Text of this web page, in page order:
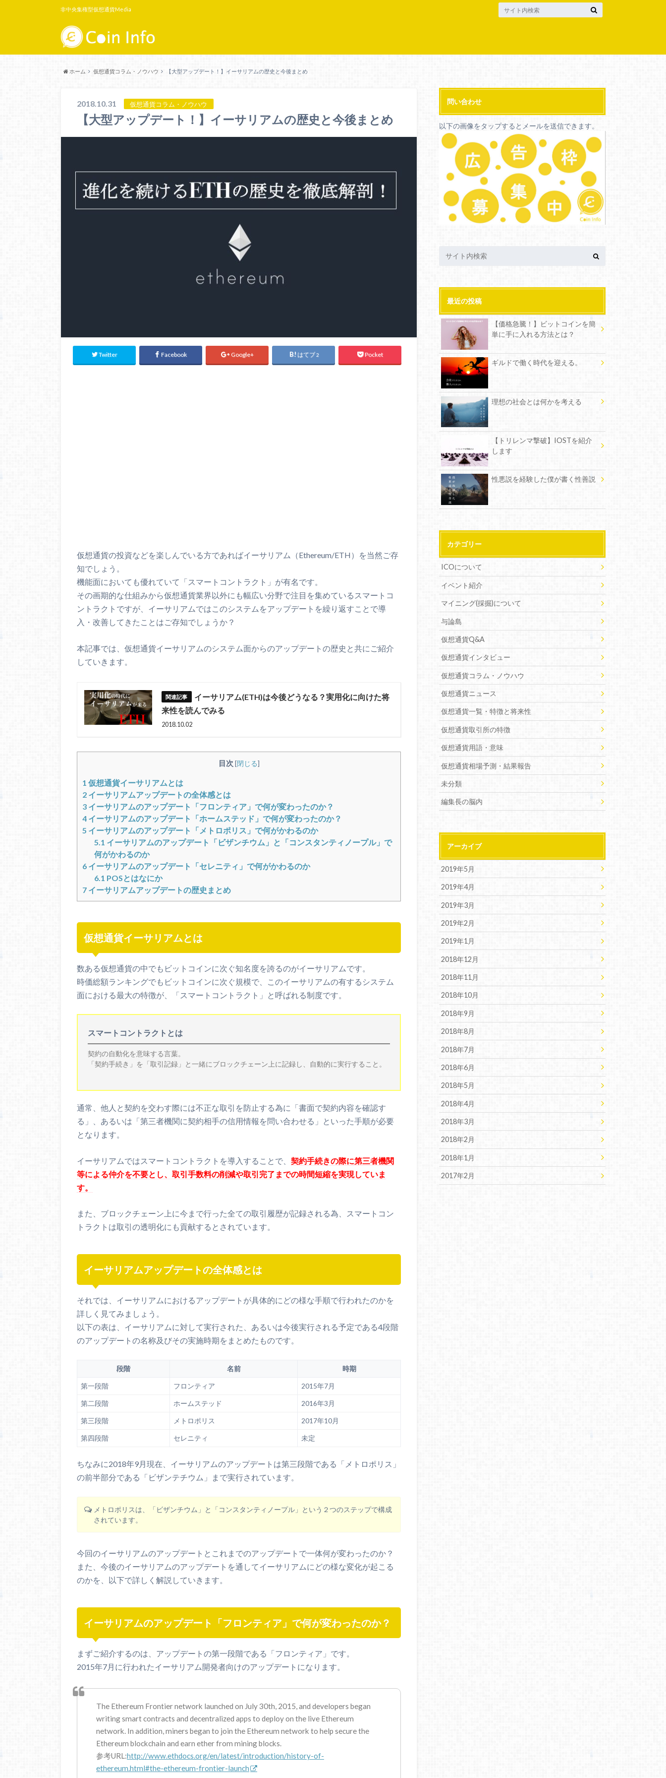
非中央集権型仮想通貨Media
ホーム 仮想通貨コラム・ノウハウ 【大型アップデート！】イーサリアムの歴史と今後まとめ
2018.10.31 仮想通貨コラム・ノウハウ
【大型アップデート！】イーサリアムの歴史と今後まとめ
Twitter Facebook Google+ はてブ2 Pocket
仮想通貨の投資などを楽しんでいる方であればイーサリアム（Ethereum/ETH）を当然ご存
知でしょう。
機能面においても優れていて「スマートコントラクト」が有名です。
その画期的な仕組みから仮想通貨業界以外にも幅広い分野で注目を集めているスマートコ
ントラクトですが、イーサリアムではこのシステムをアップデートを繰り返すことで導
入・改善してきたことはご存知でしょうか？
本記事では、仮想通貨イーサリアムのシステム面からのアップデートの歴史と共にご紹介
していきます。
イーサリアム(ETH)は今後どうなる？実用化に向けた将
来性を読んでみる
2018.10.02
目次 [閉じる]
1 仮想通貨イーサリアムとは
2 イーサリアムアップデートの全体感とは
3 イーサリアムのアップデート「フロンティア」で何が変わったのか？
4 イーサリアムのアップデート「ホームステッド」で何が変わったのか？
5 イーサリアムのアップデート「メトロポリス」で何がかわるのか
5.1 イーサリアムのアップデート「ビザンチウム」と「コンスタンティノープル」で
何がかわるのか
6 イーサリアムのアップデート「セレニティ」で何がかわるのか
6.1 POSとはなにか
7 イーサリアムアップデートの歴史まとめ
仮想通貨イーサリアムとは
数ある仮想通貨の中でもビットコインに次ぐ知名度を誇るのがイーサリアムです。
時価総額ランキングでもビットコインに次ぐ規模で、このイーサリアムの有するシステム
面における最大の特徴が、「スマートコントラクト」と呼ばれる制度です。
スマートコントラクトとは
契約の自動化を意味する言葉。
「契約手続き」を「取引記録」と一緒にブロックチェーン上に記録し、自動的に実行すること。
通常、他人と契約を交わす際には不正な取引を防止する為に「書面で契約内容を確認す
る」、あるいは「第三者機関に契約相手の信用情報を問い合わせる」といった手順が必要
となります。
イーサリアムではスマートコントラクトを導入することで、 契約手続きの際に第三者機関
等による仲介を不要とし、取引手数料の削減や取引完了までの時間短縮を実現していま
す。
また、ブロックチェーン上に今まで行った全ての取引履歴が記録される為、スマートコン
トラクトは取引の透明化にも貢献するとされています。
イーサリアムアップデートの全体感とは
それでは、イーサリアムにおけるアップデートが具体的にどの様な手順で行われたのかを
詳しく見てみましょう。
以下の表は、イーサリアムに対して実行された、あるいは今後実行される予定である4段階
のアップデートの名称及びその実施時期をまとめたものです。
段階 名前 時期
第一段階 フロンティア 2015年7月
第二段階 ホームステッド 2016年3月
第三段階 メトロポリス 2017年10月
第四段階 セレニティ 未定
ちなみに2018年9月現在、イーサリアムのアップデートは第三段階である「メトロポリス」
の前半部分である「ビザンテチウム」まで実行されています。
メトロポリスは、「ビザンチウム」と「コンスタンティノープル」という２つのステップで構成
されています。
今回のイーサリアムのアップデートとこれまでのアップデートで一体何が変わったのか？
また、今後のイーサリアムのアップデートを通してイーサリアムにどの様な変化が起こる
のかを、以下で詳しく解説していきます。
イーサリアムのアップデート「フロンティア」で何が変わったのか？
まずご紹介するのは、アップデートの第一段階である「フロンティア」です。
2015年7月に行われたイーサリアム開発者向けのアップデートになります。
The Ethereum Frontier network launched on July 30th, 2015, and developers began
writing smart contracts and decentralized apps to deploy on the live Ethereum
network. In addition, miners began to join the Ethereum network to help secure the
Ethereum blockchain and earn ether from mining blocks.
参考URL:http://www.ethdocs.org/en/latest/introduction/history-of-
ethereum.html#the-ethereum-frontier-launch
問い合わせ
以下の画像をタップするとメールを送信できます。
最近の投稿
【価格急騰！】ビットコインを簡
単に手に入れる方法とは？
ギルドで働く時代を迎える。
理想の社会とは何かを考える
【トリレンマ撃破】IOSTを紹介
します
性悪説を経験した僕が書く性善説
カテゴリー
ICOについて
イベント紹介
マイニング(採掘)について
与論島
仮想通貨Q&A
仮想通貨インタビュー
仮想通貨コラム・ノウハウ
仮想通貨ニュース
仮想通貨一覧・特徴と将来性
仮想通貨取引所の特徴
仮想通貨用語・意味
仮想通貨相場予測・結果報告
未分類
編集長の脳内
アーカイブ
2019年5月
2019年4月
2019年3月
2019年2月
2019年1月
2018年12月
2018年11月
2018年10月
2018年9月
2018年8月
2018年7月
2018年6月
2018年5月
2018年4月
2018年3月
2018年2月
2018年1月
2017年2月